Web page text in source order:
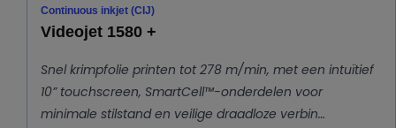
Continuous inkjet (CIJ)
Videojet 1580 +
Snel krimpfolie printen tot 278 m/min, met een intuïtief
10” touchscreen, SmartCell™-onderdelen voor
minimale stilstand en veilige draadloze verbin…